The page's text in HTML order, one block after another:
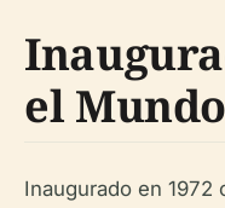
el
Inaugurado en 1972